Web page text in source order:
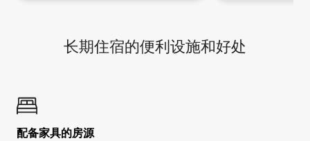
长期住宿的便利设施和好处
配备家具的房源